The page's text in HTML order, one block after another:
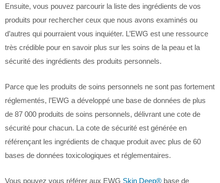
Ensuite, vous pouvez parcourir la liste des ingrédients de vos
produits pour rechercher ceux que nous avons examinés ou
d’autres qui pourraient vous inquiéter. L’EWG est une ressource
très crédible pour en savoir plus sur les soins de la peau et la
sécurité des ingrédients des produits personnels.
Parce que les produits de soins personnels ne sont pas fortement
réglementés, l’EWG a développé une base de données de plus
de 87 000 produits de soins personnels, délivrant une cote de
sécurité pour chacun. La cote de sécurité est générée en
référençant les ingrédients de chaque produit avec plus de 60
bases de données toxicologiques et réglementaires.
Vous pouvez vous référer aux EWG Skin Deep® base de